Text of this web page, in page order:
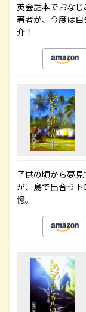
英会話本でおな
著者が、今度は
介！
子供の頃から夢
が、島で出合う
憶。